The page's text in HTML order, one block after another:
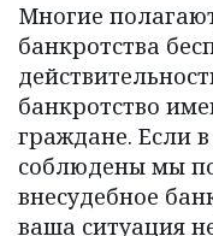
Многие
банкротства
банкротство
граждане. Если
соблюдены мы
внесудебное
ваша ситуация